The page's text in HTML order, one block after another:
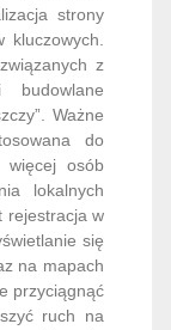
strony
kluczowych.
z
budowlane
Ważne
do
więcej osób
lokalnych
rejestracja w
się
na mapach
przyciągnąć
ruch na